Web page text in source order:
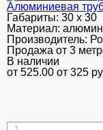
Алюминиевая
Габариты: 30 х 30
Материал:
Производитель:
Продажа от 3
В наличии
от 525.00 от 325